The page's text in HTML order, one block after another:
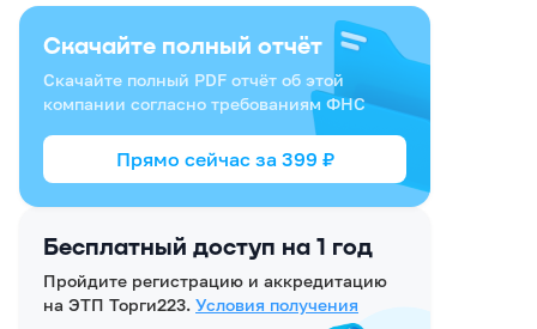
Бесплатный доступ на 1 год
Пройдите регистрацию и аккредитацию
на ЭТП Торги223. Условия получения
Скачайте полный отчёт
Скачайте полный PDF отчёт об этой
компании согласно требованиям ФНС
Прямо сейчас за 399 ₽